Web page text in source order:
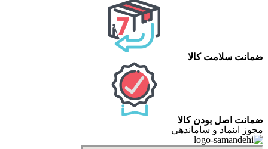
ضمانت سلامت کالا
ضمانت اصل بودن کالا
مجوز اینماد و ساماندهی